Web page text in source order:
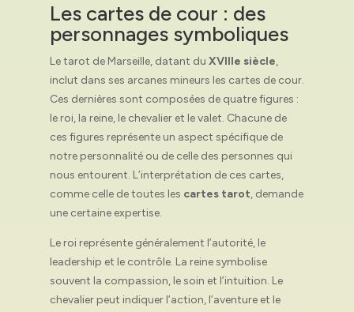
Les cartes de cour : des
personnages symboliques
Le tarot de Marseille, datant du XVIIIe siècle,
inclut dans ses arcanes mineurs les cartes de cour.
Ces dernières sont composées de quatre figures :
le roi, la reine, le chevalier et le valet. Chacune de
ces figures représente un aspect spécifique de
notre personnalité ou de celle des personnes qui
nous entourent. L’interprétation de ces cartes,
comme celle de toutes les cartes tarot, demande
une certaine expertise.
Le roi représente généralement l’autorité, le
leadership et le contrôle. La reine symbolise
souvent la compassion, le soin et l’intuition. Le
chevalier peut indiquer l’action, l’aventure et le